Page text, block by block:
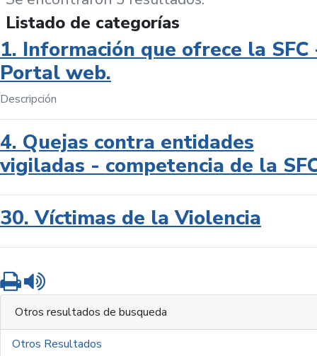
Listado de categorías
1. Información que ofrece la SFC
Portal web.
Descripción
4. Quejas contra entidades
vigiladas - competencia de la
30. Víctimas de la Violencia
Imprimir
Otros resultados de busqueda
Otros Resultados